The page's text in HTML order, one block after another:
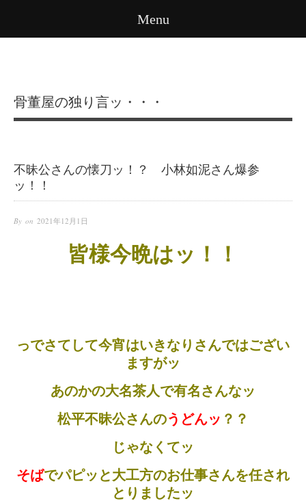
Menu
骨董屋の独り言ッ・・・
不昧公さんの懐刀ッ！？ 小林如泥さん爆参
ッ！！
By on 2021年12月1日
皆様今晩はッ！！
っでさてして今宵はいきなりさんではござい
ますがッ
あのかの大名茶人で有名さんなッ
松平不昧公さんのうどんッ ？？
じゃなくてッ
そばでパピッと大工方のお仕事さんを任され
とりましたッ